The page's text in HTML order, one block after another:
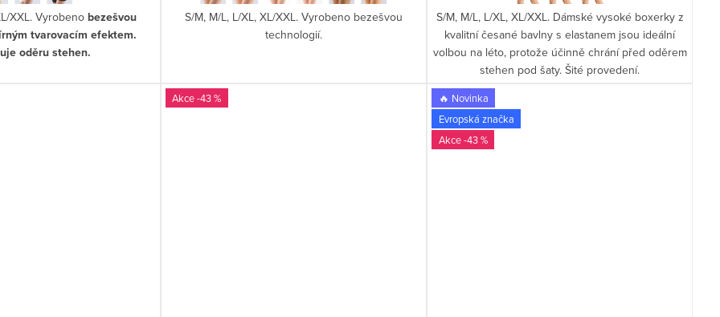
XXL. Vyrobeno bezešvou
tvarovacím efektem.
oděru stehen.
S/M, M/L, L/XL, XL/XXL. Vyrobeno bezešvou
technologií.
S/M, M/L, L/XL, XL/XXL. Dámské vysoké boxerky z
kvalitní česané bavlny s elastanem jsou ideální
volbou na léto, protože účinně chrání před oděrem
stehen pod šaty. Šité provedení.
-43 %
🔥 Novinka
Evropská značka
-43 %